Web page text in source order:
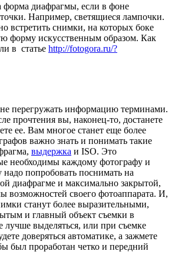
форма диафрагмы, если в фоне
Например, светящиеся лампочки.
встретить снимки, на которых боке
форму искусственным образом. Как
в статье http://fotogora.ru/?
перегружать информацию терминами.
прочтения вы, наконец-то, достанете
ее. Вам многое станет еще более
важно знать и понимать такие
выдержка и ISO. Это
необходимы каждому фотографу и
надо попробовать поснимать на
диафрагме и максимально закрытой,
возможностей своего фотоаппарата. И,
станут более выразительными,
и главный объект съемки в
лучше выделяться, или при съемке
доверяться автоматике, а зажмете
был проработан четко и передний